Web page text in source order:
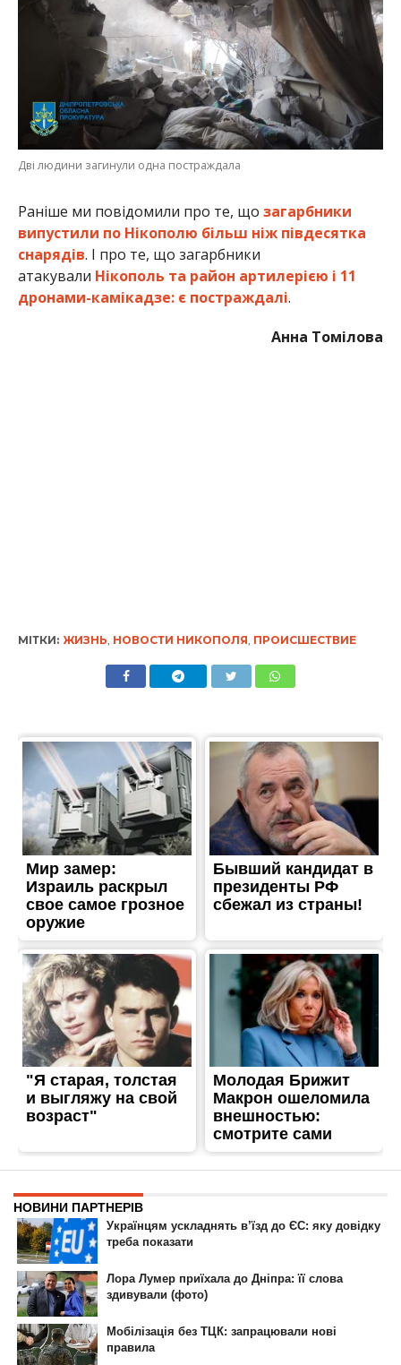
Дві людини загинули одна постраждала
Раніше ми повідомили про те, що загарбники
випустили по Нікополю більш ніж півдесятка
снарядів. І про те, що загарбники
атакували Нікополь та район артилерією і 11
дронами-камікадзе: є постраждалі.
Анна Томілова
МІТКИ: ЖИЗНЬ, НОВОСТИ НИКОПОЛЯ, ПРОИСШЕСТВИЕ